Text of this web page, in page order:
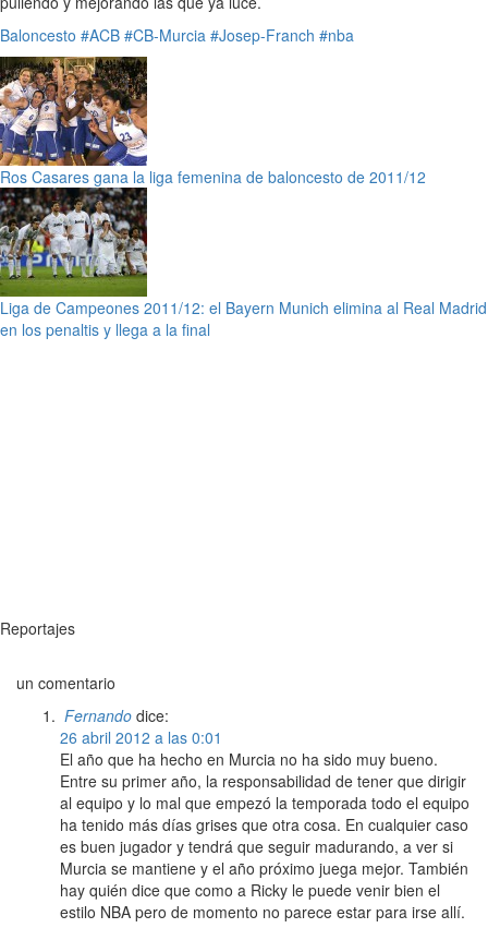
Baloncesto #ACB #CB-Murcia #Josep-Franch #nba
Ros Casares gana la liga femenina de baloncesto de 2011/12
Liga de Campeones 2011/12: el Bayern Munich elimina al Real Madrid
en los penaltis y llega a la final
Reportajes
un comentario
Fernando dice:
26 abril 2012 a las 0:01
El año que ha hecho en Murcia no ha sido muy bueno.
Entre su primer año, la responsabilidad de tener que dirigir
al equipo y lo mal que empezó la temporada todo el equipo
ha tenido más días grises que otra cosa. En cualquier caso
es buen jugador y tendrá que seguir madurando, a ver si
Murcia se mantiene y el año próximo juega mejor. También
hay quién dice que como a Ricky le puede venir bien el
estilo NBA pero de momento no parece estar para irse allí.